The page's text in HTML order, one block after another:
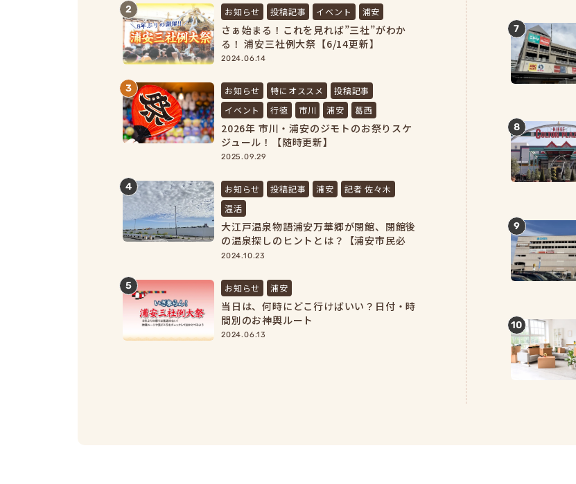
2 お知らせ 投稿記事 イベント 浦安
さぁ始まる！これを見れば”三社”がわか
る！ 浦安三社例大祭【6/14更新】
2024.06.14
3 お知らせ 特にオススメ
投稿記事
イベント
行徳 市川 浦安 葛西
2026年 市川・浦安のジモトのお祭りスケ
ジュール！【随時更新】
2025.09.29
4 お知らせ 投稿記事 浦安
記者 佐々木
温活
大江戸温泉物語浦安万華郷が閉館、閉館後
の温泉探しのヒントとは？【浦安市民必
見！】
2024.10.23
5 お知らせ 浦安
当日は、何時にどこ行けばいい？日付・時
間別のお神輿ルート
2024.06.13
7
8
9
10